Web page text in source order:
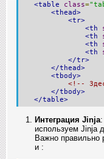
<table class=
<thead>
<tr>
<th
<th
<th
<th
</tr>
</thead>
<tbody>
<!--
</tbody>
</table>
Интеграция Jinja
используем Jinja
Важно правильно
и :